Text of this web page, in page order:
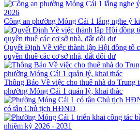
Công an phường Móng Cái 1 lắng nghe ý
Quyết Định Về việc thành lập Hội đồng tổ
quyền thuê các cơ sở nhà, đất dôi dư
Thông Báo Về việc cho thuê nhà do Trung
phường Móng Cái 1 quản lý, khai thác
có tân Chủ tịch HĐND